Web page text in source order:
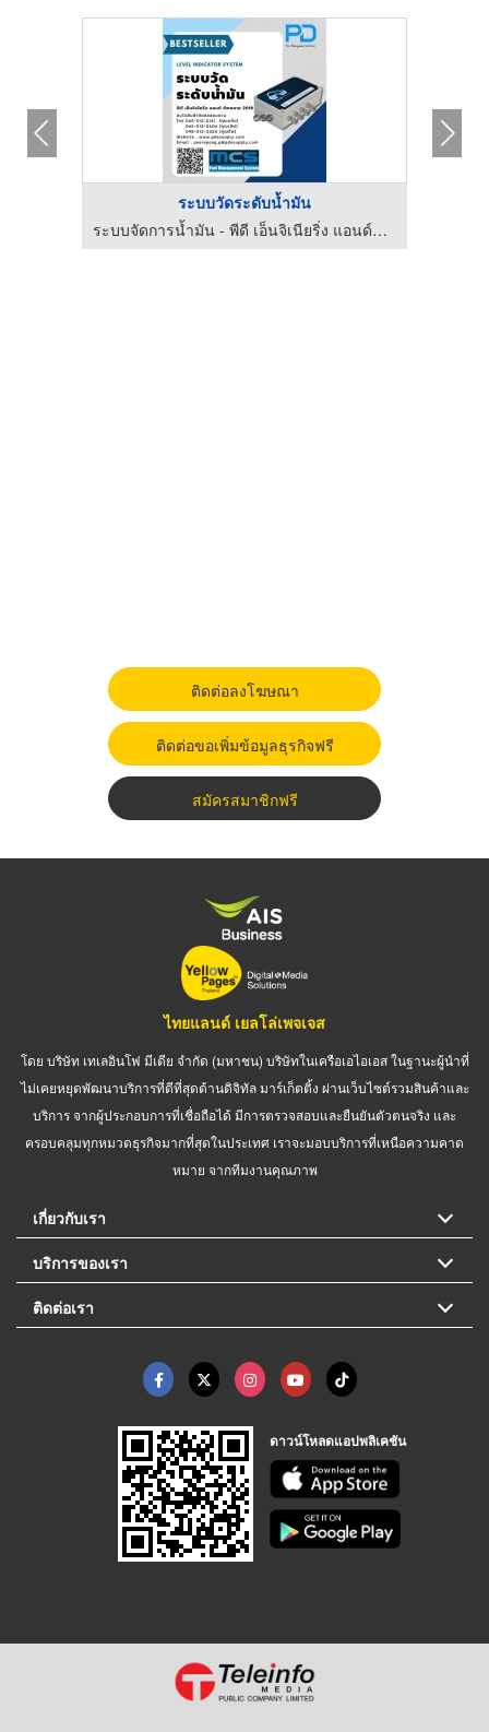
ระบบวัดระดับน้ำมัน
ระบบจัดการน้ำมัน - พีดี เอ็นจิเนียริ่ง แอนด์ซัพพลาย 2018
ติดต่อลงโฆษณา
ติดต่อขอเพิ่มข้อมูลธุรกิจฟรี
สมัครสมาชิกฟรี
ไทยแลนด์ เยลโล่เพจเจส
โดย บริษัท เทเลอินโฟ มีเดีย จำกัด (มหาชน) บริษัทในเครือเอไอเอส ในฐานะผู้นำที่
ไม่เคยหยุดพัฒนาบริการที่ดีที่สุดด้านดิจิทัล มาร์เก็ตติ้ง ผ่านเว็บไซต์รวมสินค้าและ
บริการ จากผู้ประกอบการที่เชื่อถือได้ มีการตรวจสอบและยืนยันตัวตนจริง และ
ครอบคลุมทุกหมวดธุรกิจมากที่สุดในประเทศ เราจะมอบบริการที่เหนือความคาด
หมาย จากทีมงานคุณภาพ
เกี่ยวกับเรา
บริการของเรา
ติดต่อเรา
ดาวน์โหลดแอปพลิเคชัน